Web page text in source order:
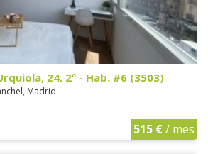
24. 2º - Hab. #6 (3503)
Madrid
515 €/ mes